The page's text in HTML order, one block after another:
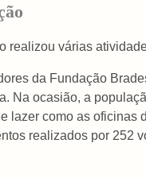
realizou várias
da Fundação
Na ocasião, a
lazer como as oficinas
realizados por 252